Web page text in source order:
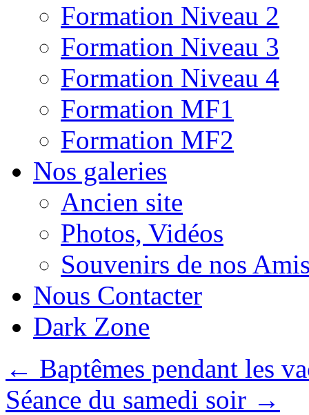
Formation Niveau 2
Formation Niveau 3
Formation Niveau 4
Formation MF1
Formation MF2
Nos galeries
Ancien site
Photos, Vidéos
Souvenirs de nos
Nous Contacter
Dark Zone
← Baptêmes pendant les
Séance du samedi soir →